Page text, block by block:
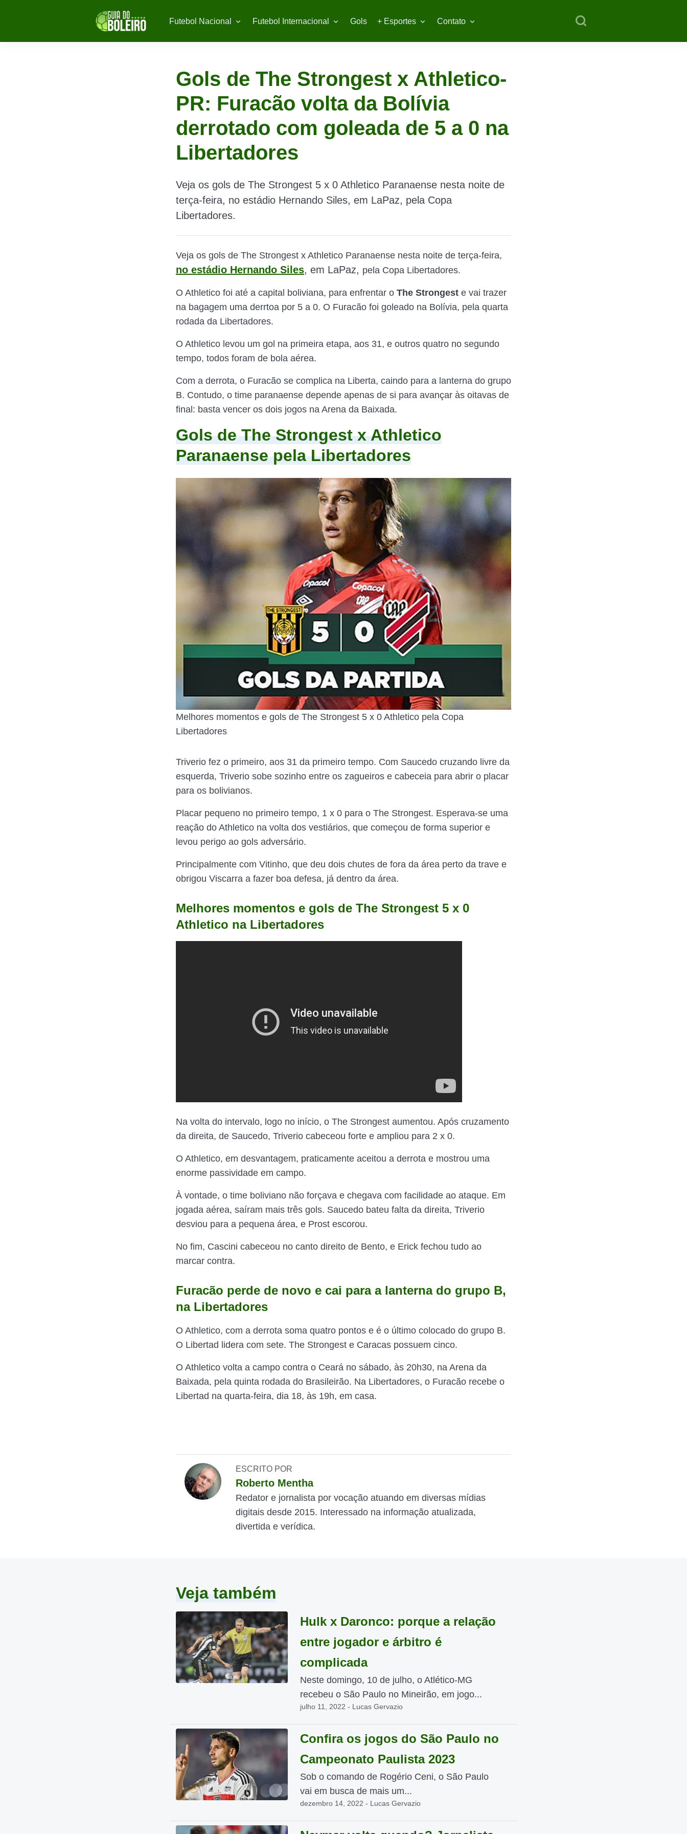
Futebol Nacional Futebol Internacional Gols + Esportes Contato
Gols de The Strongest x Athletico-
PR: Furacão volta da Bolívia
derrotado com goleada de 5 a 0 na
Libertadores
Veja os gols de The Strongest 5 x 0 Athletico Paranaense nesta noite de
terça-feira, no estádio Hernando Siles, em LaPaz, pela Copa
Libertadores.
Veja os gols de The Strongest x Athletico Paranaense nesta noite de terça-feira,
no estádio Hernando Siles, em LaPaz, pela Copa Libertadores.
O Athletico foi até a capital boliviana, para enfrentar o The Strongest e vai trazer
na bagagem uma derrtoa por 5 a 0. O Furacão foi goleado na Bolívia, pela quarta
rodada da Libertadores.
O Athletico levou um gol na primeira etapa, aos 31, e outros quatro no segundo
tempo, todos foram de bola aérea.
Com a derrota, o Furacão se complica na Liberta, caindo para a lanterna do grupo
B. Contudo, o time paranaense depende apenas de si para avançar às oitavas de
final: basta vencer os dois jogos na Arena da Baixada.
Gols de The Strongest x Athletico
Paranaense pela Libertadores
Melhores momentos e gols de The Strongest 5 x 0 Athletico pela Copa
Libertadores
Triverio fez o primeiro, aos 31 da primeiro tempo. Com Saucedo cruzando livre da
esquerda, Triverio sobe sozinho entre os zagueiros e cabeceia para abrir o placar
para os bolivianos.
Placar pequeno no primeiro tempo, 1 x 0 para o The Strongest. Esperava-se uma
reação do Athletico na volta dos vestiários, que começou de forma superior e
levou perigo ao gols adversário.
Principalmente com Vitinho, que deu dois chutes de fora da área perto da trave e
obrigou Viscarra a fazer boa defesa, já dentro da área.
Melhores momentos e gols de The Strongest 5 x 0
Athletico na Libertadores
Na volta do intervalo, logo no início, o The Strongest aumentou. Após cruzamento
da direita, de Saucedo, Triverio cabeceou forte e ampliou para 2 x 0.
O Athletico, em desvantagem, praticamente aceitou a derrota e mostrou uma
enorme passividade em campo.
À vontade, o time boliviano não forçava e chegava com facilidade ao ataque. Em
jogada aérea, saíram mais três gols. Saucedo bateu falta da direita, Triverio
desviou para a pequena área, e Prost escorou.
No fim, Cascini cabeceou no canto direito de Bento, e Erick fechou tudo ao
marcar contra.
Furacão perde de novo e cai para a lanterna do grupo B,
na Libertadores
O Athletico, com a derrota soma quatro pontos e é o último colocado do grupo B.
O Libertad lidera com sete. The Strongest e Caracas possuem cinco.
O Athletico volta a campo contra o Ceará no sábado, às 20h30, na Arena da
Baixada, pela quinta rodada do Brasileirão. Na Libertadores, o Furacão recebe o
Libertad na quarta-feira, dia 18, às 19h, em casa.
ESCRITO POR
Roberto Mentha
Redator e jornalista por vocação atuando em diversas mídias
digitais desde 2015. Interessado na informação atualizada,
divertida e verídica.
Veja também
Hulk x Daronco: porque a relação
entre jogador e árbitro é
complicada
Neste domingo, 10 de julho, o Atlético-MG
recebeu o São Paulo no Mineirão, em jogo...
julho 11, 2022 - Lucas Gervazio
Confira os jogos do São Paulo no
Campeonato Paulista 2023
Sob o comando de Rogério Ceni, o São Paulo
vai em busca de mais um...
dezembro 14, 2022 - Lucas Gervazio